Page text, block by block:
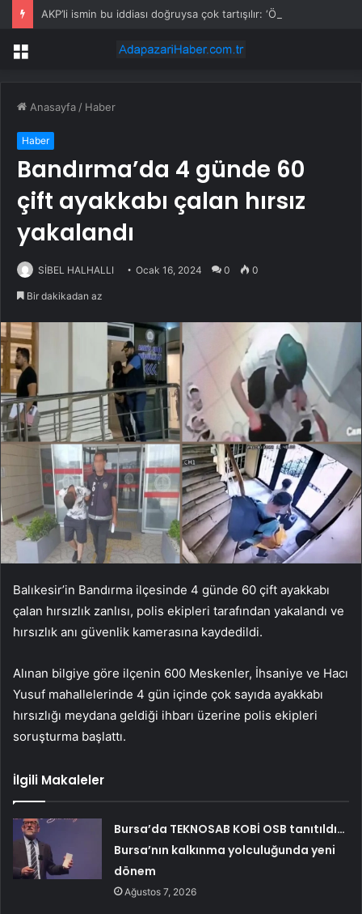
Menü
Anasayfa / Haber
Haber
Bandırma’da 4 günde 60
çift ayakkabı çalan hırsız
yakalandı
SİBEL HALHALLI Ocak 16, 2024 0 0
Bir dakikadan az
Balıkesir’in Bandırma ilçesinde 4 günde 60 çift ayakkabı
çalan hırsızlık zanlısı, polis ekipleri tarafından yakalandı ve
hırsızlık anı güvenlik kamerasına kaydedildi.
Alınan bilgiye göre ilçenin 600 Meskenler, İhsaniye ve Hacı
Yusuf mahallelerinde 4 gün içinde çok sayıda ayakkabı
hırsızlığı meydana geldiği ihbarı üzerine polis ekipleri
soruşturma başlattı.
İlgili Makaleler
Bursa’da TEKNOSAB KOBİ OSB tanıtıldı…
Bursa’nın kalkınma yolculuğunda yeni
dönem
Ağustos 7, 2026